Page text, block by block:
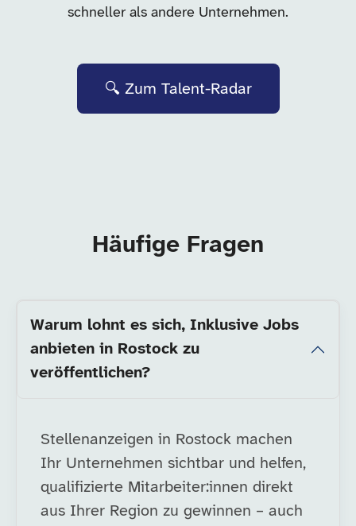
schneller als andere Unternehmen.
🔍 Zum Talent-Radar
Häufige Fragen
Warum lohnt es sich, Inklusive Jobs
anbieten in Rostock zu
veröffentlichen?
Stellenanzeigen in Rostock machen
Ihr Unternehmen sichtbar und helfen,
qualifizierte Mitarbeiter:innen direkt
aus Ihrer Region zu gewinnen – auch